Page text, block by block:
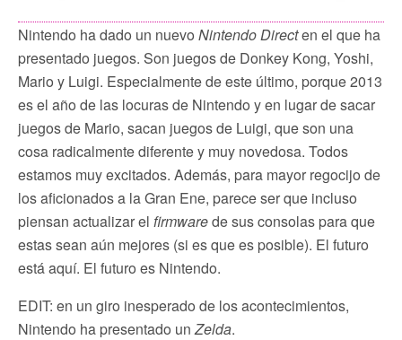
Nintendo ha dado un nuevo Nintendo Directen el que ha
presentado juegos. Son juegos de Donkey Kong, Yoshi,
Mario y Luigi. Especialmente de este último, porque 2013
es el año de las locuras de Nintendo y en lugar de sacar
juegos de Mario, sacan juegos de Luigi, que son una
cosa radicalmente diferente y muy novedosa. Todos
estamos muy excitados. Además, para mayor regocijo de
los aficionados a la Gran Ene, parece ser que incluso
piensan actualizar el firmwarede sus consolas para que
estas sean aún mejores (si es que es posible). El futuro
está aquí. El futuro es Nintendo.
EDIT: en un giro inesperado de los acontecimientos,
Nintendo ha presentado unZelda.